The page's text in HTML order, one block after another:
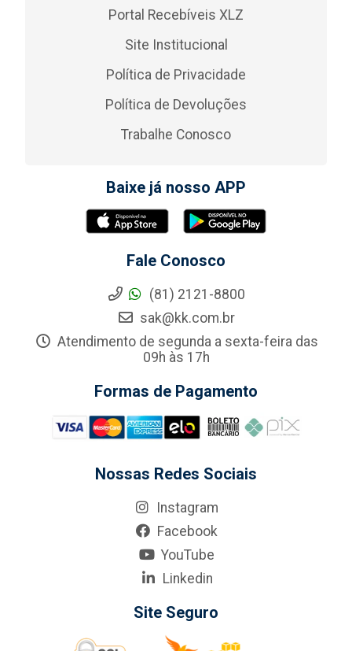
Portal Recebíveis XLZ
Site Institucional
Política de Privacidade
Política de Devoluções
Trabalhe Conosco
Baixe já nosso APP
Fale Conosco
(81) 2121-8800
sak@kk.com.br
Atendimento de segunda a sexta-feira das
09h às 17h
Formas de Pagamento
Nossas Redes Sociais
Instagram
Facebook
YouTube
Linkedin
Site Seguro